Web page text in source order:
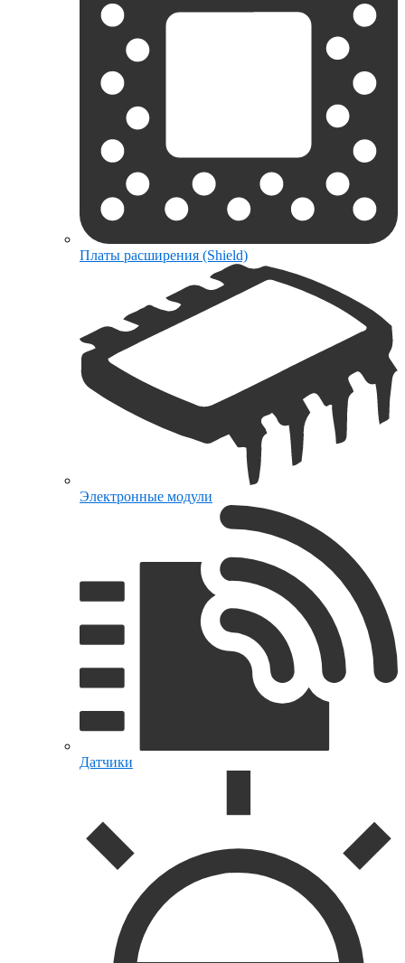
Платы расширения (Shield)
Электронные модули
Датчики